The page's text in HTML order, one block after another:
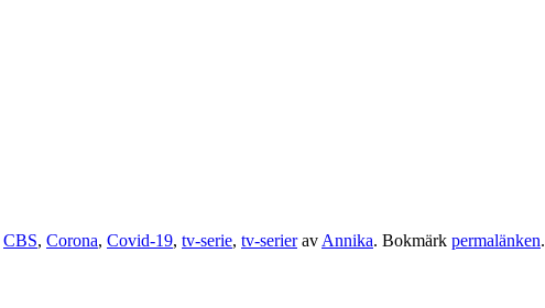
CBS, Corona, Covid-19, tv-serie, tv-serierav Annika. Bokmärk permalänken.